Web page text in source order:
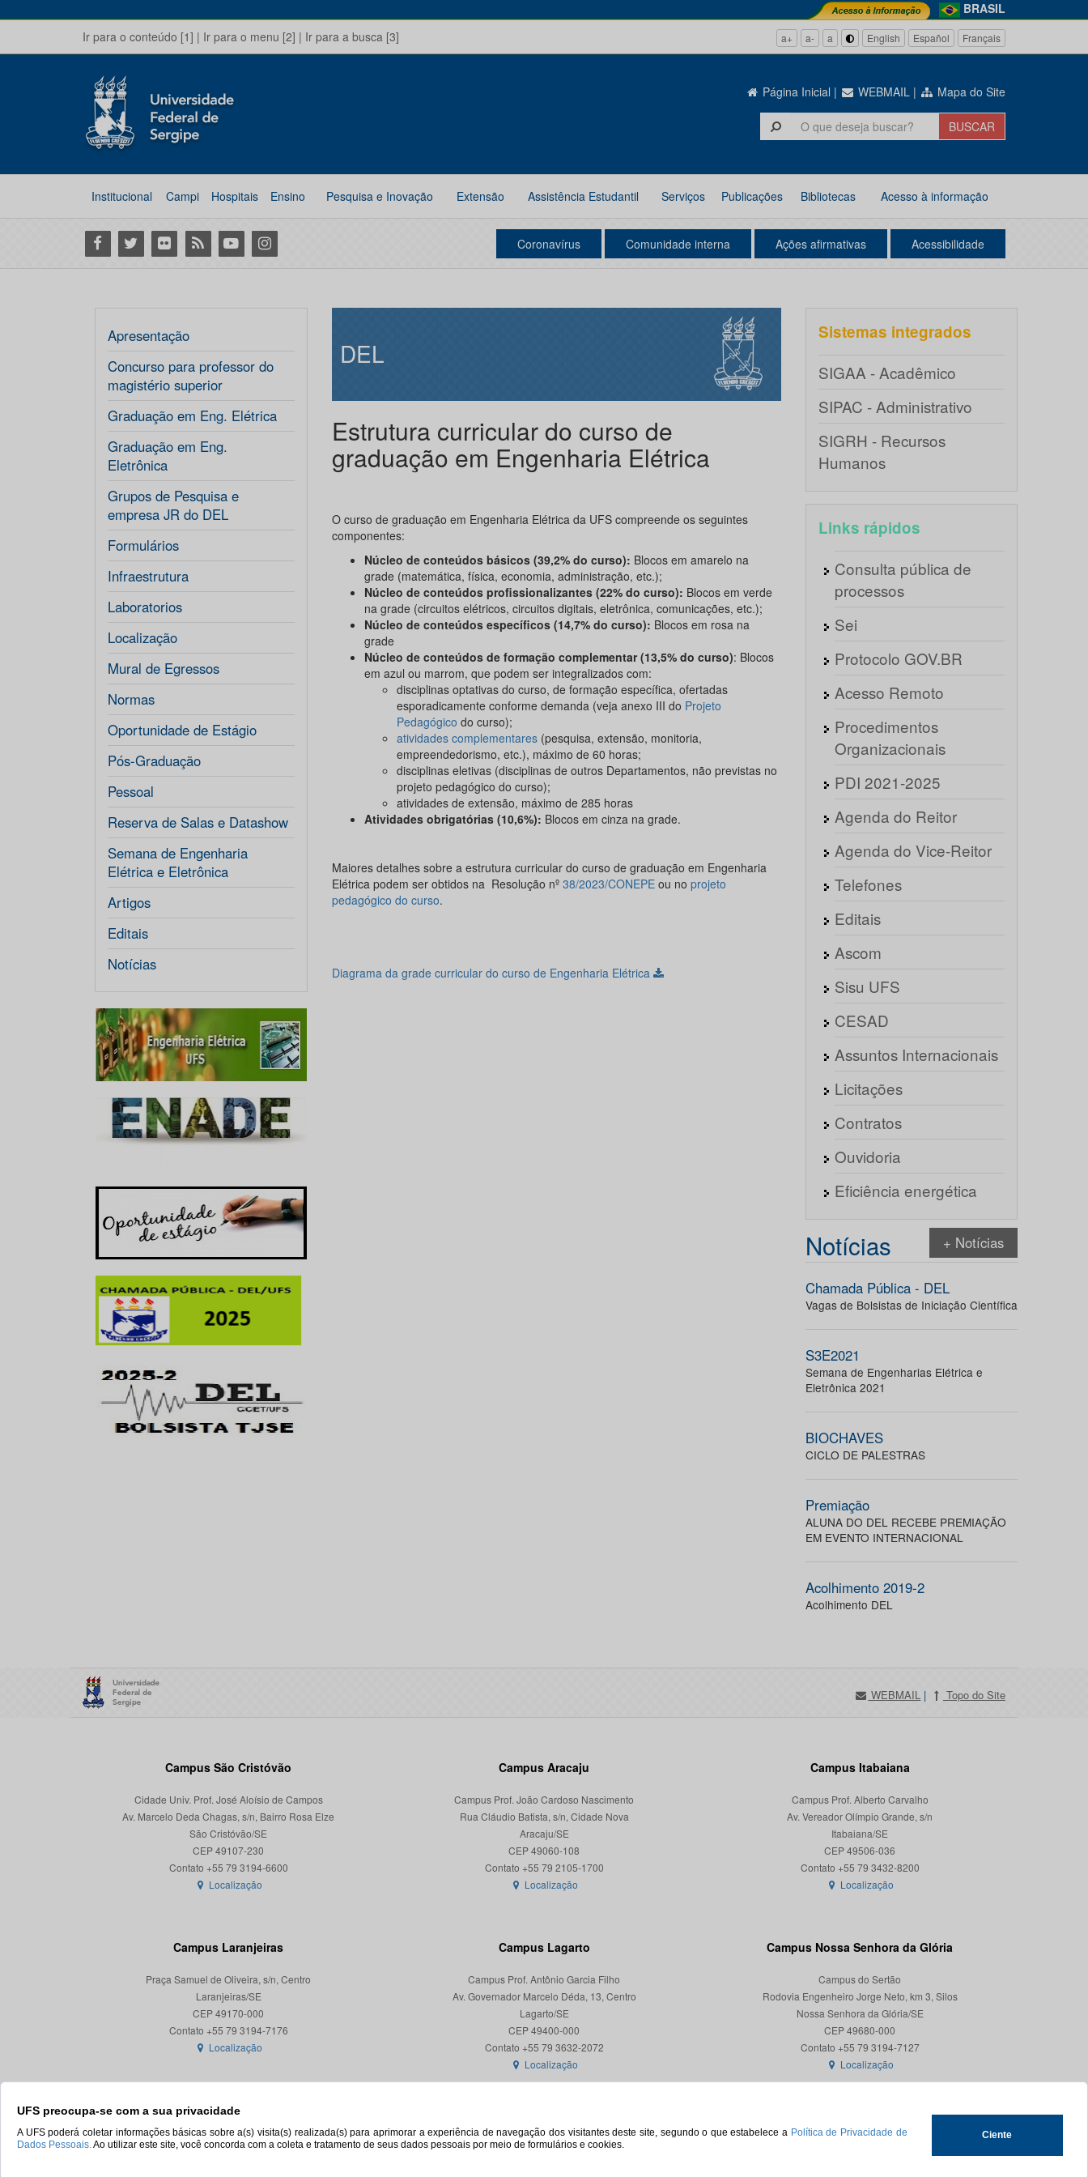
BRASIL
Ir para o conteúdo [1] | Ir para o menu [2] | Ir para a busca [3] a+ a- a English Español Français
Página Inicial | WEBMAIL | Mapa do Site
Institucional Campi Hospitais Ensino Pesquisa e Inovação Extensão Assistência Estudantil Serviços Publicações Bibliotecas Acesso à informação
Facebook
Twitter Flickr RSS YoutubeInstagram Coronavírus Comunidade interna Ações afirmativas Acessibilidade
UFS preocupa-se com a sua privacidade
A UFS poderá coletar informações básicas sobre a(s) visita(s) realizada(s) para aprimorar a experiência de navegação dos visitantes deste site, segundo o que estabelece a Política de Privacidade de
Dados Pessoais.Ao utilizar este site, você concorda com a coleta e tratamento de seus dados pessoais por meio de formulários e cookies.
Ciente
Apresentação
Concurso para professor do
magistério superior
Graduação em Eng. Elétrica
Graduação em Eng.
Eletrônica
Grupos de Pesquisa e
empresa JR do DEL
Formulários
Infraestrutura
Laboratorios
Localização
Mural de Egressos
Normas
Oportunidade de Estágio
Pós-Graduação
Pessoal
Reserva de Salas e Datashow
Semana de Engenharia
Elétrica e Eletrônica
Artigos
Editais
Notícias
DEL
Estrutura curricular do curso de
graduação em Engenharia Elétrica
O curso de graduação em Engenharia Elétrica da UFS compreende os seguintes
componentes:
Núcleo de conteúdos básicos (39,2% do curso): Blocos em amarelo na
grade (matemática, física, economia, administração, etc.);
Núcleo de conteúdos profissionalizantes (22% do curso): Blocos em verde
na grade (circuitos elétricos, circuitos digitais, eletrônica, comunicações, etc.);
Núcleo de conteúdos específicos (14,7% do curso): Blocos em rosa na
grade
Núcleo de conteúdos de formação complementar (13,5% do curso): Blocos
em azul ou marrom, que podem ser integralizados com:
disciplinas optativas do curso, de formação específica, ofertadas
esporadicamente conforme demanda (veja anexo III do Projeto
Pedagógico do curso);
atividades complementares(pesquisa, extensão, monitoria,
empreendedorismo, etc.), máximo de 60 horas;
disciplinas eletivas (disciplinas de outros Departamentos, não previstas no
projeto pedagógico do curso);
atividades de extensão, máximo de 285 horas
Atividades obrigatórias (10,6%): Blocos em cinza na grade.
Maiores detalhes sobre a estrutura curricular do curso de graduação em Engenharia
Elétrica podem ser obtidos na Resolução nº 38/2023/CONEPEou no projeto
pedagógico do curso.
Diagrama da grade curricular do curso de Engenharia Elétrica
Sistemas integrados
SIGAA - Acadêmico
SIPAC - Administrativo
SIGRH - Recursos
Humanos
Links rápidos
Consulta pública de
processos
Sei
Protocolo GOV.BR
Acesso Remoto
Procedimentos
Organizacionais
PDI 2021-2025
Agenda do Reitor
Agenda do Vice-Reitor
Telefones
Editais
Ascom
Sisu UFS
CESAD
Assuntos Internacionais
Licitações
Contratos
Ouvidoria
Eficiência energética
Notícias + Notícias
Chamada Pública - DEL
Vagas de Bolsistas de Iniciação Científica
S3E2021
Semana de Engenharias Elétrica e
Eletrônica 2021
BIOCHAVES
CICLO DE PALESTRAS
Premiação
ALUNA DO DEL RECEBE PREMIAÇÃO
EM EVENTO INTERNACIONAL
Acolhimento 2019-2
Acolhimento DEL
WEBMAIL | Topo do Site
Campus São Cristóvão
Cidade Univ. Prof. José Aloísio de Campos
Av. Marcelo Deda Chagas, s/n, Bairro Rosa Elze
São Cristóvão/SE
CEP 49107-230
Localização
Campus Aracaju
Campus Prof. João Cardoso Nascimento
Rua Cláudio Batista, s/n, Cidade Nova
Aracaju/SE
CEP 49060-108
Localização
Campus Itabaiana
Campus Prof. Alberto Carvalho
Av. Vereador Olímpio Grande, s/n
Itabaiana/SE
CEP 49506-036
Localização
Campus Laranjeiras
Praça Samuel de Oliveira, s/n, Centro
Laranjeiras/SE
CEP 49170-000
Localização
Campus Lagarto
Campus Prof. Antônio Garcia Filho
Av. Governador Marcelo Déda, 13, Centro
Lagarto/SE
CEP 49400-000
Localização
Campus Nossa Senhora da Glória
Campus do Sertão
Rodovia Engenheiro Jorge Neto, km 3, Silos
Nossa Senhora da Glória/SE
CEP 49680-000
Contato +55 79 3194-7127
Localização
© 2026. Todos os direitos reservados. Universidade Federal de Sergipe.